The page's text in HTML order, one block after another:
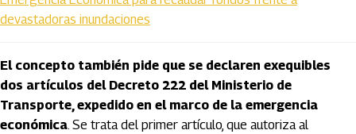
devastadoras inundaciones
El concepto también pide que se declaren exequibles
dos artículos del Decreto 222 del Ministerio de
Transporte, expedido en el marco de la emergencia
económica. Se trata del primer artículo, que autoriza al